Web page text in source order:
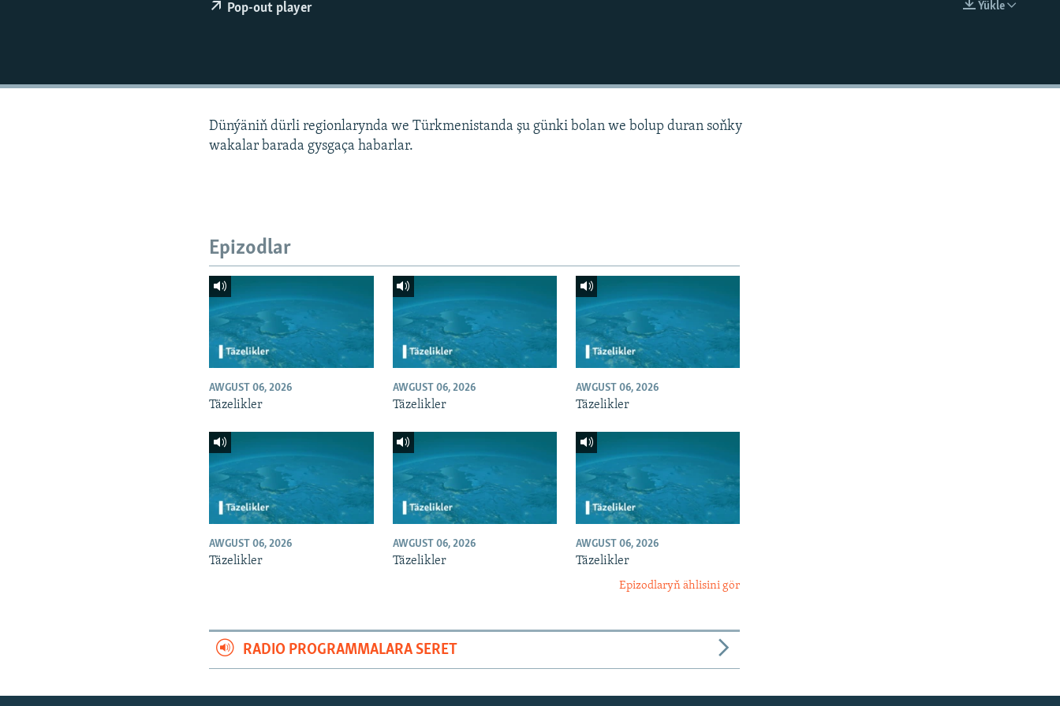
Ýükle
Pop-out player
Dünýäniň dürli regionlarynda we Türkmenistanda şu günki bolan we bolup duran soňky
wakalar barada gysgaça habarlar.
Epizodlar
AWGUST 06, 2026
Täzelikler
AWGUST 06, 2026
Täzelikler
AWGUST 06, 2026
Täzelikler
AWGUST 06, 2026
Täzelikler
AWGUST 06, 2026
Täzelikler
AWGUST 06, 2026
Täzelikler
Epizodlaryň ählisini gör
RADIO PROGRAMMALARA SERET